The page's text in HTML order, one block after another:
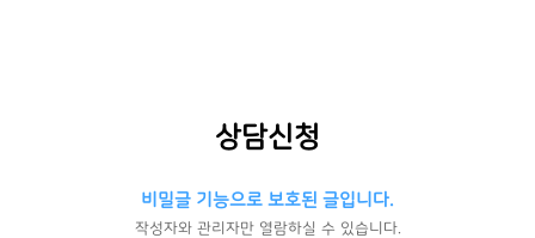
상담신청
비밀글 기능으로 보호된 글입니다.
작성자와 관리자만 열람하실 수 있습니다.